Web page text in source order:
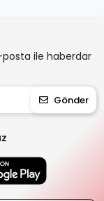
ile haberdar
Gönder